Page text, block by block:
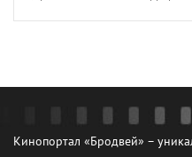
Кинопортал «Бродвей» –